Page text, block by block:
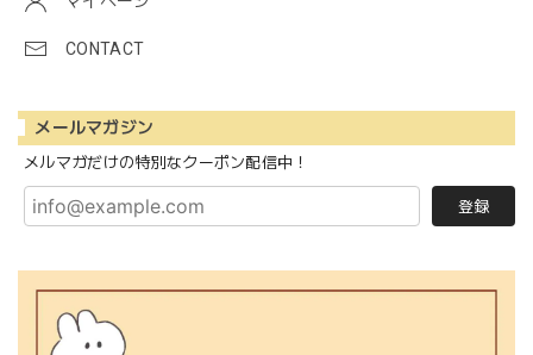
CONTACT
メールマガジン
メルマガだけの特別なクーポン配信中！
登録